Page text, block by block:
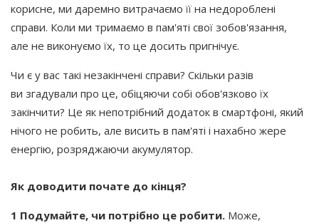
корисне, ми даремно витрачаємо її на недороблені
справи. Коли ми тримаємо в пам'яті свої зобов'язання,
але не виконуємо їх, то це досить пригнічує.
Чи є у вас такі незакінчені справи? Скільки разів
ви згадували про це, обіцяючи собі обов'язково їх
закінчити? Це як непотрібний додаток в смартфоні, який
нічого не робить, але висить в пам'яті і нахабно жере
енергію, розряджаючи акумулятор.
Як доводити почате до кінця?
1 Подумайте, чи потрібно це робити. Може,